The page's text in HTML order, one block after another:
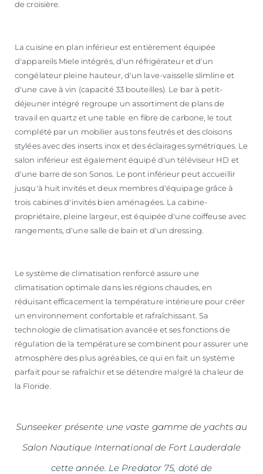
de croisière.
La cuisine en plan inférieur est entièrement équipée
d'appareils Miele intégrés, d'un réfrigérateur et d'un
congélateur pleine hauteur, d'un lave-vaisselle slimline et
d'une cave à vin (capacité 33 bouteilles). Le bar à petit-
déjeuner intégré regroupe un assortiment de plans de
travail en quartz et une table en fibre de carbone, le tout
complété par un mobilier aus tons feutrés et des cloisons
stylées avec des inserts inox et des éclairages symétriques. Le
salon inférieur est également équipé d'un téléviseur HD et
d'une barre de son Sonos. Le pont inférieur peut accueillir
jusqu'à huit invités et deux membres d'équipage grâce à
trois cabines d'invités bien aménagées. La cabine-
propriétaire, pleine largeur, est équipée d'une coiffeuse avec
rangements, d'une salle de bain et d'un dressing.
Le système de climatisation renforcé assure une
climatisation optimale dans les régions chaudes, en
réduisant efficacement la température intérieure pour créer
un environnement confortable et rafraîchissant. Sa
technologie de climatisation avancée et ses fonctions de
régulation de la température se combinent pour assurer une
atmosphère des plus agréables, ce qui en fait un système
parfait pour se rafraîchir et se détendre malgré la chaleur de
la Floride.
Sunseeker présente une vaste gamme de yachts au
Salon Nautique International de Fort Lauderdale
cette année. Le Predator 75, doté de